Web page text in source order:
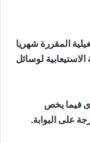
المقررة شهريا
لوسائل
فيما يخص
على البوابة.